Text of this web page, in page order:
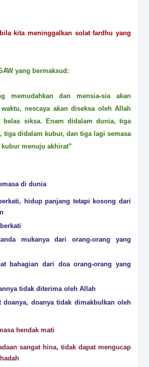
kita meninggalkan solat fardhu yang
yang bermaksud:
memudahkan dan mensia-sia akan
nescaya akan diseksa oleh Allah
belas siksa. Enam didalam dunia, tiga
tiga didalam kubur, dan tiga lagi semasa
menuju akhirat”
di dunia
hidup panjang tetapi kosong dari
mukanya dari orang-orang yang
bahagian dari doa orang-orang yang
tidak diterima oleh Allah
doanya, doanya tidak dimakbulkan oleh
hendak mati
sangat hina, tidak dapat mengucap